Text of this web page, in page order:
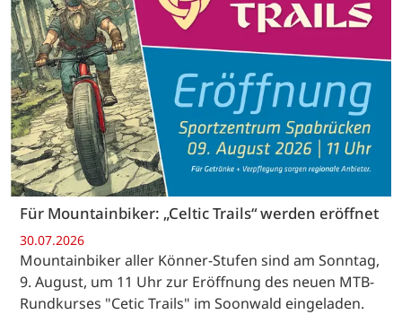
Für Mountainbiker: „Celtic Trails“ werden eröffnet
30.07.2026
Mountainbiker aller Könner-Stufen sind am Sonntag,
9. August, um 11 Uhr zur Eröffnung des neuen MTB-
Rundkurses "Cetic Trails" im Soonwald eingeladen.